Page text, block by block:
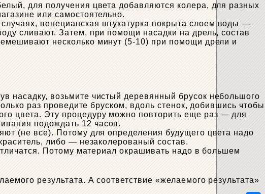
для получения цвета добавляются колера, для разных
или самостоятельно.
венецианская штукатурка покрыта слоем воды —
сливают. Затем, при помощи насадки на дрель, состав
несколько минут (5-10) при помощи дрели и
насадку, возьмите чистый деревянный брусок небольшого
раз проведите бруском, вдоль стенок, добившись чтобы
цвета. Эту процедуру можно повторить еще раз — для
подождать 12 часов.
(не все). Потому для определения будущего цвета надо
либо — незаколерованый состав.
Потому материал окрашивать надо в большем
результата. А соответствие «желаемого результата»